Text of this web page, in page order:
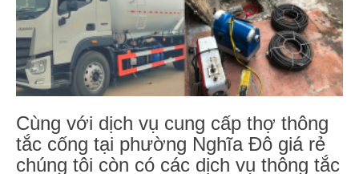
Cùng với dịch vụ cung cấp thợ thông
tắc cống tại phường Nghĩa Đô giá rẻ
chúng tôi còn có các dịch vụ thông tắc